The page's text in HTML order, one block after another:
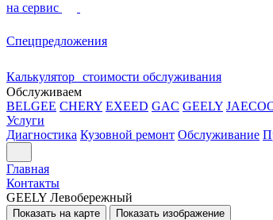
на сервис
Спецпредложения
Калькулятор стоимости обслуживания
Обслуживаем
BELGEE CHERY EXEED GAC GEELY
Услуги
Диагностика Кузовной ремонт Обслуживание
Главная
Контакты
GEELY Левобережный
Показать на карте Показать изображение